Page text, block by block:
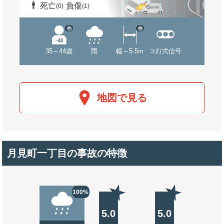
死亡(0) 負傷(1)
35～44歳
他
雨 幅～5.5m
他
３灯式信号
地図で見る
月見町一丁目の事故の特徴
100%
5.0 5.0